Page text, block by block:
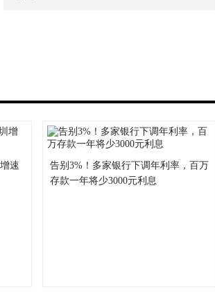
速
告别3%！多家银行下调年利率，百万
存款一年将少3000元利息